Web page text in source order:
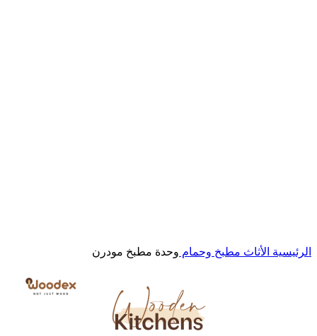
الرئيسية الأثاث مطبخ وحمام وحدة مطبخ مودرن